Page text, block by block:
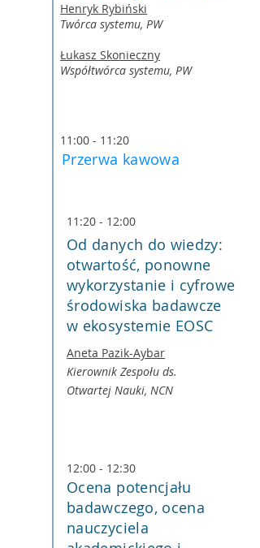
Henryk Rybiński
Twórca systemu, PW
Łukasz Skonieczny
Współtwórca systemu, PW
11:00 - 11:20
Przerwa kawowa
11:20 - 12:00
Od danych do wiedzy:
otwartość, ponowne
wykorzystanie i cyfrowe
środowiska badawcze
w ekosystemie EOSC
Aneta Pazik-Aybar
Kierownik Zespołu ds.
Otwartej Nauki, NCN
12:00 - 12:30
Ocena potencjału
badawczego, ocena
nauczyciela